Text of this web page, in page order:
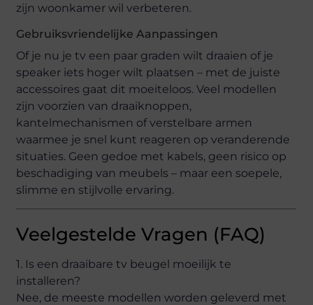
zijn woonkamer wil verbeteren.
Gebruiksvriendelijke Aanpassingen
Of je nu je tv een paar graden wilt draaien of je
speaker iets hoger wilt plaatsen – met de juiste
accessoires gaat dit moeiteloos. Veel modellen
zijn voorzien van draaiknoppen,
kantelmechanismen of verstelbare armen
waarmee je snel kunt reageren op veranderende
situaties. Geen gedoe met kabels, geen risico op
beschadiging van meubels – maar een soepele,
slimme en stijlvolle ervaring.
Veelgestelde Vragen (FAQ)
1. Is een draaibare tv beugel moeilijk te
installeren?
Nee, de meeste modellen worden geleverd met